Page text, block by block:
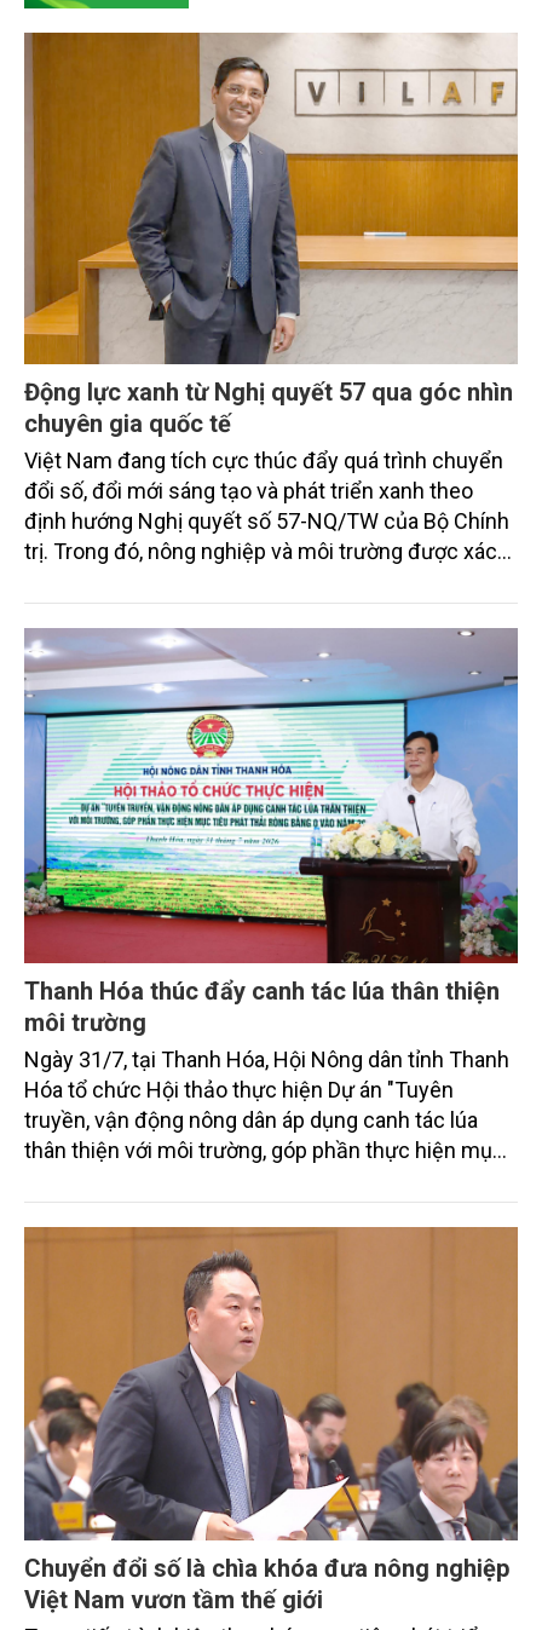
Động lực xanh từ Nghị quyết 57 qua góc nhìn
chuyên gia quốc tế
Việt Nam đang tích cực thúc đẩy quá trình chuyển
đổi số, đổi mới sáng tạo và phát triển xanh theo
định hướng Nghị quyết số 57-NQ/TW của Bộ Chính
trị. Trong đó, nông nghiệp và môi trường được xác
sắc bởi các tiến bộ công nghệ và cam kết bền vững
toàn cầu, đặc biệt là mục tiêu đưa phát thải ròng
bằng 0 (Net-Zero) vào năm 2050.
Thanh Hóa thúc đẩy canh tác lúa thân thiện
môi trường
Ngày 31/7, tại Thanh Hóa, Hội Nông dân tỉnh Thanh
Hóa tổ chức Hội thảo thực hiện Dự án "Tuyên
truyền, vận động nông dân áp dụng canh tác lúa
thân thiện với môi trường, góp phần thực hiện mục
trình thu hút sự tham gia của đông đảo đại biểu đến
từ các cơ quan quản lý nhà nước, đơn vị nghiên cứu,
doanh nghiệp, hợp tác xã và nông dân đang trực
tiếp triển khai mô hình sản xuất lúa phát thải thấp.
Chuyển đổi số là chìa khóa đưa nông nghiệp
Việt Nam vươn tầm thế giới